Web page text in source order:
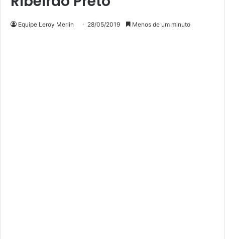
Equipe Leroy Merlin 28/05/2019 Menos de um minuto